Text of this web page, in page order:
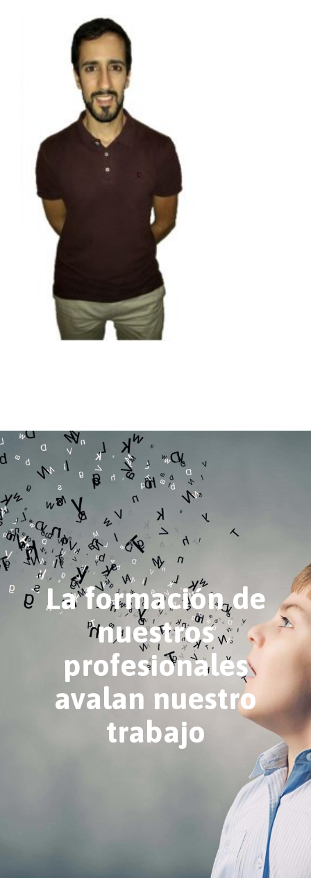
La formación de
nuestros
profesionales
avalan nuestro
trabajo